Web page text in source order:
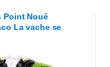
Point Noué
La vache se